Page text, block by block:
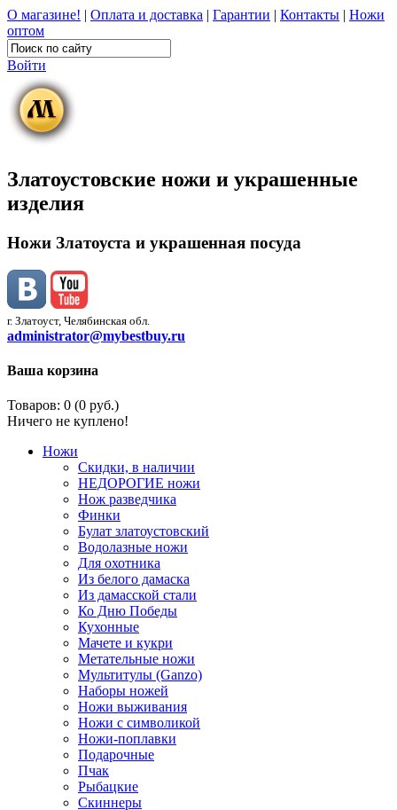
О магазине! | Оплата и доставка | Гарантии | Контакты | Ножи
оптом
Войти
Златоустовские ножи и украшенные
изделия
Ножи Златоуста и украшенная посуда
г. Златоуст, Челябинская обл.
administrator@mybestbuy.ru
Ваша корзина
Товаров: 0 (0 руб.)
Ничего не куплено!
Ножи
Скидки, в наличии
НЕДОРОГИЕ ножи
Нож разведчика
Финки
Булат златоустовский
Водолазные ножи
Для охотника
Из белого дамаска
Из дамасской стали
Ко Дню Победы
Кухонные
Мачете и кукри
Метательные ножи
Мультитулы (Ganzo)
Наборы ножей
Ножи выживания
Ножи с символикой
Ножи-поплавки
Подарочные
Пчак
Рыбацкие
Скиннеры